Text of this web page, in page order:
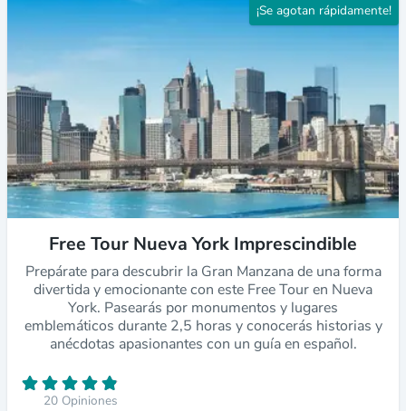
¡Se agotan rápidamente!
Free Tour Nueva York Imprescindible
Prepárate para descubrir la Gran Manzana de una forma
divertida y emocionante con este Free Tour en Nueva
York. Pasearás por monumentos y lugares
emblemáticos durante 2,5 horas y conocerás historias y
anécdotas apasionantes con un guía en español.
20 Opiniones